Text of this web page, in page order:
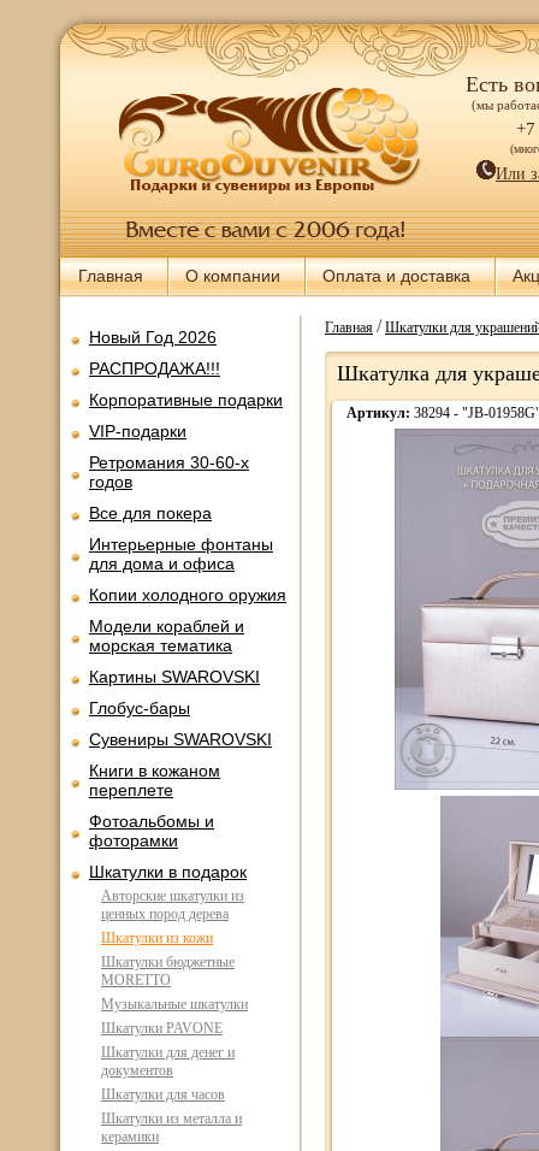
Есть
(мы
+7
Или
Главная О компании Оплата и доставка
Новый Год 2026
РАСПРОДАЖА!!!
Корпоративные подарки
VIP-подарки
Ретромания 30-60-х
годов
Все для покера
Интерьерные фонтаны
для дома и офиса
Копии холодного оружия
Модели кораблей и
морская тематика
Картины SWAROVSKI
Глобус-бары
Сувениры SWAROVSKI
Книги в кожаном
переплете
Фотоальбомы и
фоторамки
Шкатулки в подарок
Авторские шкатулки из
ценных пород дерева
Шкатулки из кожи
Шкатулки бюджетные
MORETTO
Музыкальные шкатулки
Шкатулки PAVONE
Шкатулки для денег и
документов
Шкатулки для часов
Шкатулки из металла и
керамики
Главная/Шкатулки для
Шкатулка для
Артикул: 38294 - "JB-